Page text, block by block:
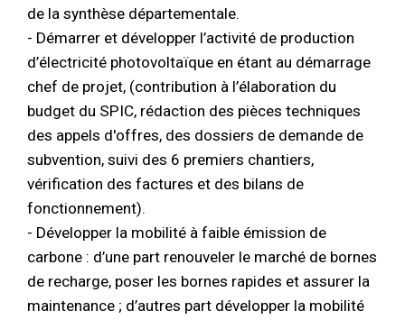
de la synthèse départementale.
- Démarrer et développer l’activité de production
d’électricité photovoltaïque en étant au démarrage
chef de projet, (contribution à l’élaboration du
budget du SPIC, rédaction des pièces techniques
des appels d'offres, des dossiers de demande de
subvention, suivi des 6 premiers chantiers,
vérification des factures et des bilans de
fonctionnement).
- Développer la mobilité à faible émission de
carbone : d’une part renouveler le marché de bornes
de recharge, poser les bornes rapides et assurer la
maintenance ; d’autres part développer la mobilité